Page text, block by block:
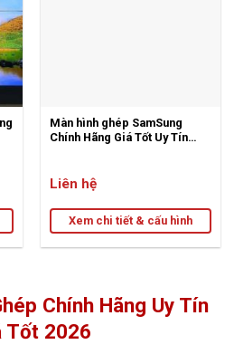
Màn hình ghép SamSung
Chính Hãng Giá Tốt Uy Tín
Liên hệ
Xem chi tiết & cấu hình
Chính Hãng Uy Tín
Tốt 2026